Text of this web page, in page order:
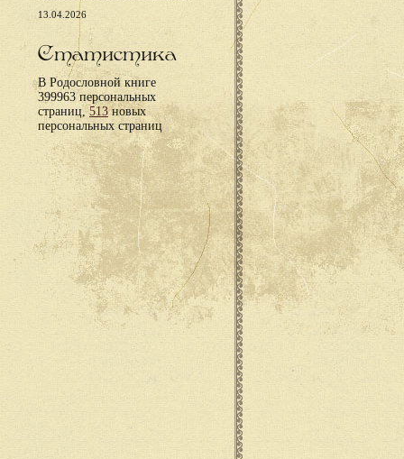
13.04.2026
Статистика
В Родословной книге
399963 персональных
страниц,513новых
персональных страниц